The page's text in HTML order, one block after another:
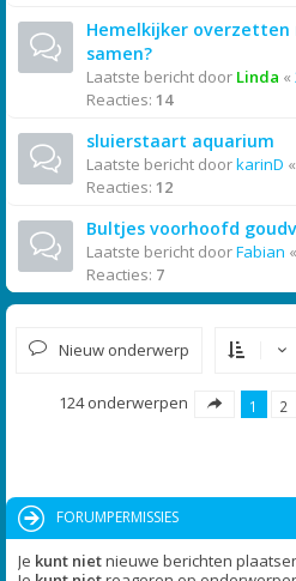
Hemelkijker overzetten
samen?
Laatste bericht door Linda «
Reacties: 14
sluierstaart aquarium
Laatste bericht doorkarinD «
Reacties: 12
Bultjes voorhoofd
Laatste bericht doorFabian «
Reacties: 7
Nieuw onderwerp
124 onderwerpen 1 2
FORUMPERMISSIES
Je kunt nietnieuwe berichten